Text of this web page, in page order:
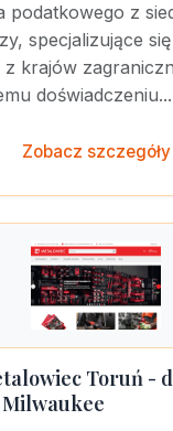
podatkowego z
specjalizujące
krajów
doświadczeniu...
Zobacz szczegóły
Toruń -